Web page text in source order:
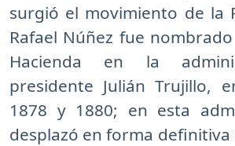
surgió el movimiento de la
Rafael Núñez fue
Hacienda en la
presidente Julián Trujillo,
1878 y 1880; en esta
desplazó en forma definitiva